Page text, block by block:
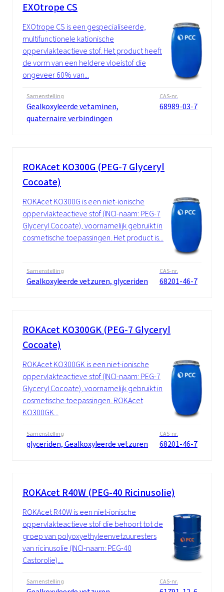
EXOtrope CS
EXOtrope CS is een gespecialiseerde,
multifunctionele kationische
oppervlakteactieve stof. Het product heeft
de vorm van een heldere vloeistof die
ongeveer 60% van...
Samenstelling
Gealkoxyleerde vetaminen,
quaternaire verbindingen
CAS-nr.
68989-03-7
ROKAcet KO300G (PEG-7 Glyceryl
Cocoate)
ROKAcet KO300G is een niet-ionische
oppervlakteactieve stof (INCI-naam: PEG-7
Glyceryl Cocoate), voornamelijk gebruikt in
cosmetische toepassingen. Het product is...
Samenstelling
Gealkoxyleerde vetzuren, glyceriden
CAS-nr.
68201-46-7
ROKAcet KO300GK (PEG-7 Glyceryl
Cocoate)
ROKAcet KO300GK is een niet-ionische
oppervlakteactieve stof (INCI-naam: PEG-7
Glyceryl Cocoate), voornamelijk gebruikt in
cosmetische toepassingen. ROKAcet
KO300GK...
Samenstelling
glyceriden, Gealkoxyleerde vetzuren
CAS-nr.
68201-46-7
ROKAcet R40W (PEG-40 Ricinusolie)
ROKAcet R40W is een niet-ionische
oppervlakteactieve stof die behoort tot de
groep van polyoxyethyleenvetzuuresters
van ricinusolie (INCI-naam: PEG-40
Castorolie)....
Samenstelling CAS-nr.